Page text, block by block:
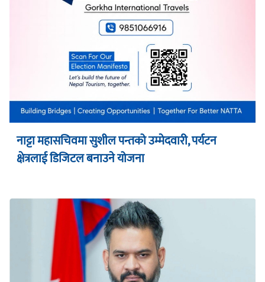
नाट्टा महासचिवमा सुशील पन्तको उम्मेदवारी, पर्यटन
क्षेत्रलाई डिजिटल बनाउने योजना